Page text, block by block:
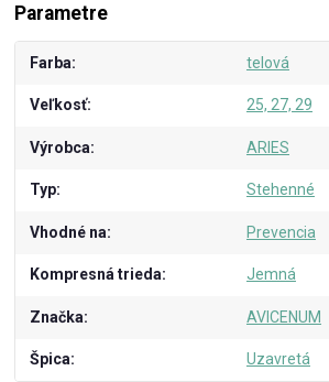
Parametre
Farba telová
Veľkosť 25, 27, 29
Výrobca ARIES
Typ Stehenné
Vhodné na Prevencia
Kompresná trieda Jemná
Značka AVICENUM
Špica Uzavretá